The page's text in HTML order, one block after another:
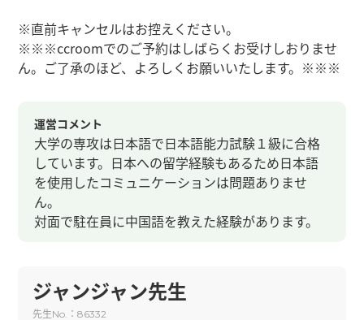
※直前キャンセルはお控えください。
※※※ccroomでのご予約はしばらくお受けしおりませ
ん。ご了承のほど、よろしくお願いいたします。※※※
運営コメント
大学の専攻は日本語で日本語能力試験１級に合格
しています。日本への留学経験もあるため日本語
を使用したコミュニケーションは問題ありませ
ん。
対面で駐在員に中国語を教えた経験があります。
ジャンジャン先生
先生No. ：86332